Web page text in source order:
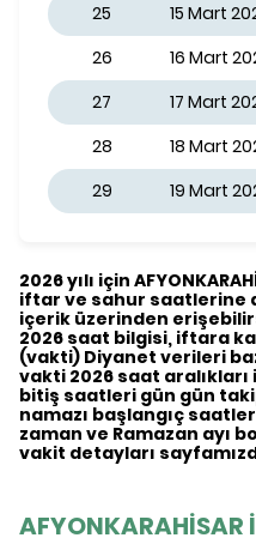
25
15 Mart
26
16 Mart
27
17 Mart
28
18 Mart
29
19 Mart
2026 yılı için
iftar ve sahur saatlerine
içerik üzerinden
2026 saat bilgisi, iftara
(vakti) Diyanet verileri
vakti 2026 saat
bitiş saatleri gün gün
namazı başlangıç
zaman ve Ramazan ayı
vakit detayları